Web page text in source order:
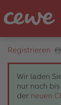
Registrieren
Wir laden
nur noch
der neuen